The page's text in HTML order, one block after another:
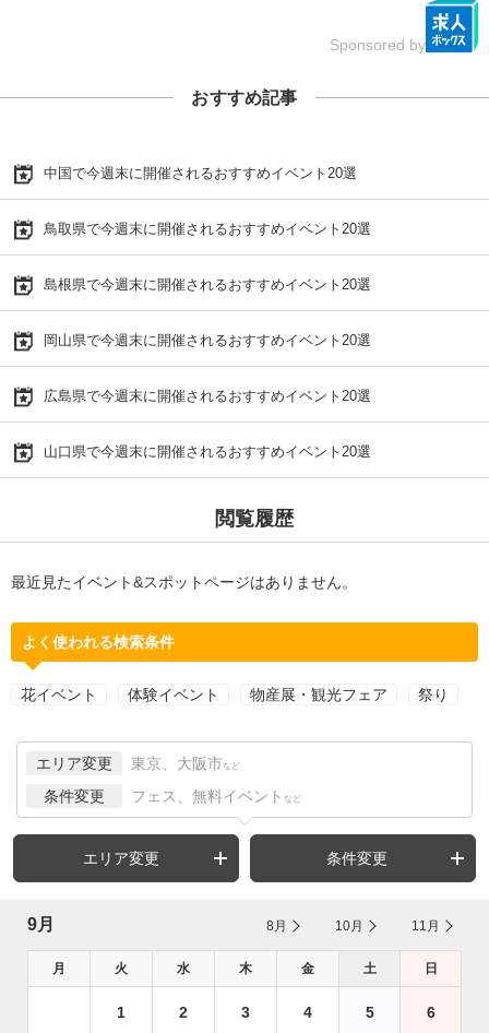
Sponsored by
おすすめ記事
中国で今週末に開催されるおすすめイベント20選
鳥取県で今週末に開催されるおすすめイベント20選
島根県で今週末に開催されるおすすめイベント20選
岡山県で今週末に開催されるおすすめイベント20選
広島県で今週末に開催されるおすすめイベント20選
山口県で今週末に開催されるおすすめイベント20選
閲覧履歴
最近見たイベント&スポットページはありません。
よく使われる検索条件
花イベント 体験イベント 物産展・観光フェア 祭り
エリア変更 東京、大阪市 など
条件変更 フェス、無料イベント など
エリア変更 条件変更
9月 8月 10月 11月
月 火 水 木 金 土 日
1 2 3 4 5 6